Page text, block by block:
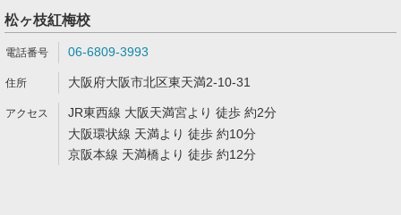
松ヶ枝紅梅校
06-6809-3993
大阪府大阪市北区東天満2-10-31
JR東西線 大阪天満宮より 徒歩 約2分
大阪環状線 天満より 徒歩 約10分
京阪本線 天満橋より 徒歩 約12分